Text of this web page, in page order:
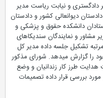
و نیابت ریاست مدیر
دیوانعالی کشور و دادستان
دانشکده حقوق و پزشکی و
و نمایندگان سندیکاهای
تشکیل جلسه داده مدیر کل
را گزارش میدهد. شورای مذکور
طرز کار زندانیان و وضع
بررسی قرار داده تصمیمات